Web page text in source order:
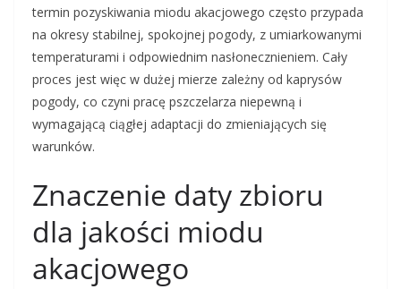
termin pozyskiwania miodu akacjowego często przypada
na okresy stabilnej, spokojnej pogody, z umiarkowanymi
temperaturami i odpowiednim nasłonecznieniem. Cały
proces jest więc w dużej mierze zależny od kaprysów
pogody, co czyni pracę pszczelarza niepewną i
wymagającą ciągłej adaptacji do zmieniających się
warunków.
Znaczenie daty zbioru
dla jakości miodu
akacjowego